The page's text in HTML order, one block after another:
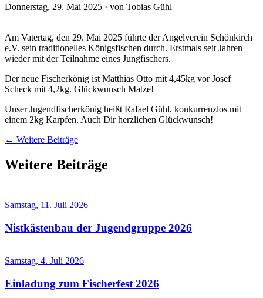
Donnerstag, 29. Mai 2025 · von Tobias Gühl
Am Vatertag, den 29. Mai 2025 führte der Angelverein Schönkirch
e.V. sein traditionelles Königsfischen durch. Erstmals seit Jahren
wieder mit der Teilnahme eines Jungfischers.
Der neue Fischerkönig ist Matthias Otto mit 4,45kg vor Josef
Scheck mit 4,2kg. Glückwunsch Matze!
Unser Jugendfischerkönig heißt Rafael Gühl, konkurrenzlos mit
einem 2kg Karpfen. Auch Dir herzlichen Glückwunsch!
← Weitere Beiträge
Weitere Beiträge
Samstag, 11. Juli 2026
Nistkästenbau der Jugendgruppe 2026
Samstag, 4. Juli 2026
Einladung zum Fischerfest 2026